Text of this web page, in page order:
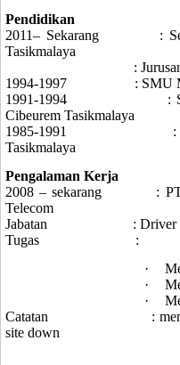
Pendidikan
2011– Sekarang :
Tasikmalaya
:
1994-1997
: SMU
1991-1994
:
Cibeurem Tasikmalaya
1985-1991
:
Tasikmalaya
Pengalaman Kerja
2008 –sekarang
:
Telecom
Jabatan
: Driver
Tugas
:
·
·
·
Catatan
:
site down